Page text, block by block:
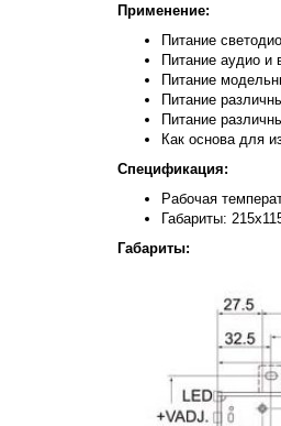
Применение:
Питание
Питание аудио и
Питание
Питание
Питание
Как основа для
Спецификация:
Рабочая
Габариты:
Габариты: